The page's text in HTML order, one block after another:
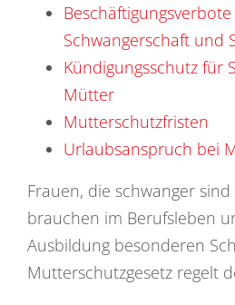
Schwangerschaft und
Kündigungsschutz für
Mütter
Mutterschutzfristen
Urlaubsanspruch bei
Frauen, die schwanger
brauchen im Berufsleben
Ausbildung besonderen
Mutterschutzgesetz regelt